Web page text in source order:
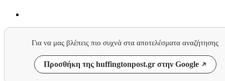
Για να μας βλέπεις πιο συχνά στα αποτελέσματα αναζήτησης
Προσθήκη της huffingtonpost.gr στην Google